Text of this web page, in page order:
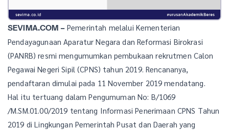
SEVIMA.COM –Pemerintah melalui Kementerian
Pendayagunaan Aparatur Negara dan Reformasi Birokrasi
(PANRB) resmi mengumumkan pembukaan rekrutmen Calon
Pegawai Negeri Sipil (CPNS) tahun 2019. Rencananya,
pendaftaran dimulai pada 11 November 2019 mendatang.
Hal itu tertuang dalam Pengumuman No: B/1069
/M.SM.01.00/2019 tentang Informasi Penerimaan CPNS Tahun
2019 di Lingkungan Pemerintah Pusat dan Daerah yang